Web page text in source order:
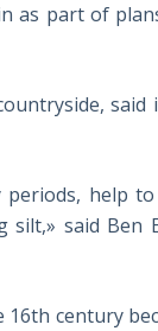
as part of
help
said
century